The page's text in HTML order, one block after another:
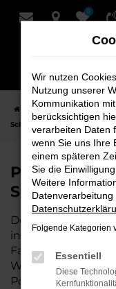
Zum
0
Startseite Oldenburg
Schmidt + Koch für
Porsche
Schmidt +
Der Porsche
in Oldenburg, die
Fahrzeug suchen.
Porsche
Wir nutzen
Nutzung unserer
Kommunikation
berücksichtigen
verarbeiten Daten
wenn Sie uns Ihre
einem späteren
Sie die
Weitere
Folgende Kategorien
Essentiell
Diese